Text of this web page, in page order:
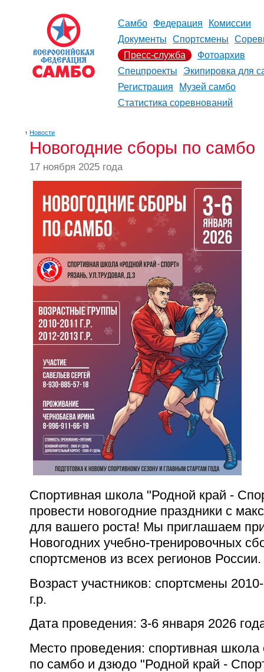
Самбо Федерация
Комиссии
Документы
Спортсмены
Пресс-служба
Фотоархив
Спецпроекты
Экипировка для
Регистрация
Музей самбо
Статистика соревнований
↑ Новости
Новогодние сборы по самбо
17 ноября 2025 года
Спортивная школа "Родной край -
провести новогодние праздники с
для вашего роста! Мы приглашаем
Новогодних учебно-тренировочных
спортсменов из всех регионов России.
Возраст участников: спортсмены
г.р.
Дата проведения: 3-6 января 2026
Место проведения: спортивная школа
по самбо и дзюдо "Родной край -